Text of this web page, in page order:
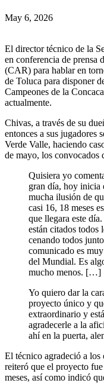
May 6, 2026
El director técnico de la
en conferencia de prensa
(CAR) para hablar en
de Toluca para disponer
Campeones de la
actualmente.
Chivas, a través de su
entonces a sus jugadores
Verde Valle, haciendo
de mayo, los convocados
Quisiera yo
gran día, hoy inicia
mucha ilusión de
casi 16, 18 meses
que llegara este
están citados todos
cenando todos
comunicado es
del Mundial. Es
mucho menos. […]
Yo quiero dar la
proyecto único y
extraordinario y
agradecerle a la
ahí en la puerta,
El técnico agradeció a los
reiteró que el proyecto
meses, así como indicó